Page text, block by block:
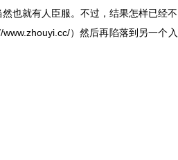
也就有人臣服。不过，结果怎样已经不
）然后再陷落到另一个入